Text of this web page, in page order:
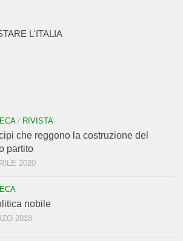
L'ITALIA
/ RIVISTA
che reggono la costruzione del
partito
2020
nobile
2018